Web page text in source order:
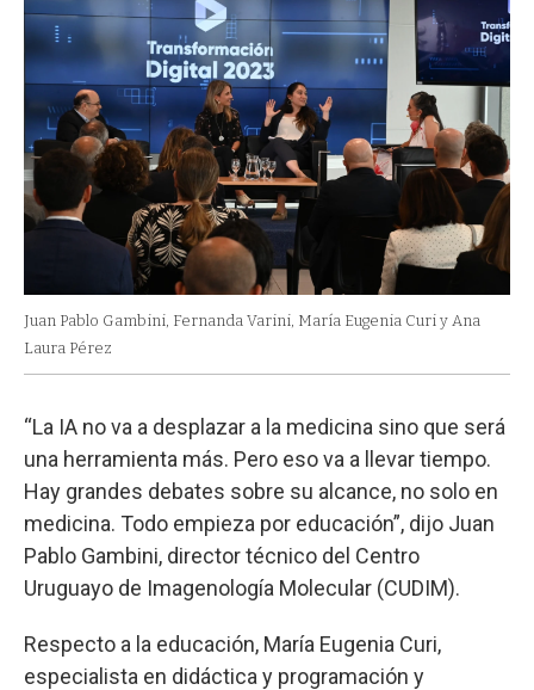
Juan Pablo Gambini, Fernanda Varini, María Eugenia Curi y Ana
Laura Pérez
“La IA no va a desplazar a la medicina sino que será
una herramienta más. Pero eso va a llevar tiempo.
Hay grandes debates sobre su alcance, no solo en
medicina. Todo empieza por educación”, dijo Juan
Pablo Gambini, director técnico del Centro
Uruguayo de Imagenología Molecular (CUDIM).
Respecto a la educación, María Eugenia Curi,
especialista en didáctica y programación y